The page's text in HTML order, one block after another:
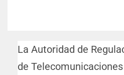
La Autoridad de
de